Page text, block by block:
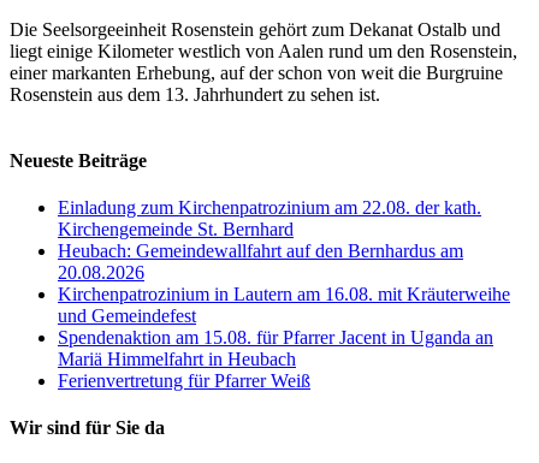
Die Seelsorgeeinheit Rosenstein gehört zum Dekanat Ostalb und
liegt einige Kilometer westlich von Aalen rund um den Rosenstein,
einer markanten Erhebung, auf der schon von weit die Burgruine
Rosenstein aus dem 13. Jahrhundert zu sehen ist.
Neueste Beiträge
Einladung zum Kirchenpatrozinium am 22.08. der kath.
Kirchengemeinde St. Bernhard
Heubach: Gemeindewallfahrt auf den Bernhardus am
20.08.2026
Kirchenpatrozinium in Lautern am 16.08. mit Kräuterweihe
und Gemeindefest
Spendenaktion am 15.08. für Pfarrer Jacent in Uganda an
Mariä Himmelfahrt in Heubach
Ferienvertretung für Pfarrer Weiß
Wir sind für Sie da